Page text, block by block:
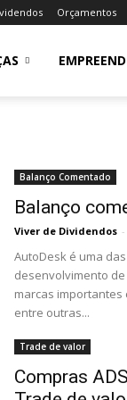
Orçamentos
Balanço Comentado
Balanço
Viver de Dividendos -
AutoDesk é uma
desenvolvimento
marcas importantes
entre outras...
Trade de valor
Compras